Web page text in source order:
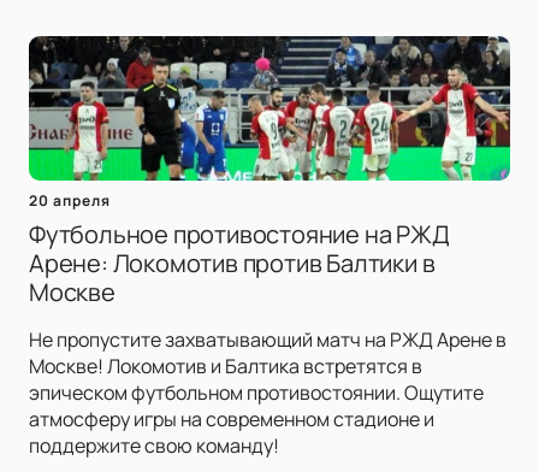
20 апреля
Футбольное противостояние на РЖД
Арене: Локомотив против Балтики в
Москве
Не пропустите захватывающий матч на РЖД Арене в
Москве! Локомотив и Балтика встретятся в
эпическом футбольном противостоянии. Ощутите
атмосферу игры на современном стадионе и
поддержите свою команду!